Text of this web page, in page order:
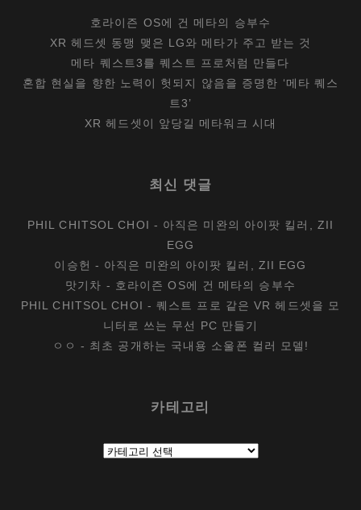
호라이즌 OS에 건 메타의 승부수
XR 헤드셋 동맹 맺은 LG와 메타가 주고 받는 것
메타 퀘스트3를 퀘스트 프로처럼 만들다
혼합 현실을 향한 노력이 헛되지 않음을 증명한 ‘메타 퀘스
트3’
XR 헤드셋이 앞당길 메타워크 시대
최신 댓글
PHIL CHITSOL CHOI - 아직은 미완의 아이팟 킬러, ZII
EGG
이승헌 - 아직은 미완의 아이팟 킬러, ZII EGG
맛기차 - 호라이즌 OS에 건 메타의 승부수
PHIL CHITSOL CHOI -퀘스트 프로 같은 VR 헤드셋을 모
니터로 쓰는 무선 PC 만들기
ㅇㅇ - 최초 공개하는 국내용 소울폰 컬러 모델!
카테고리
테